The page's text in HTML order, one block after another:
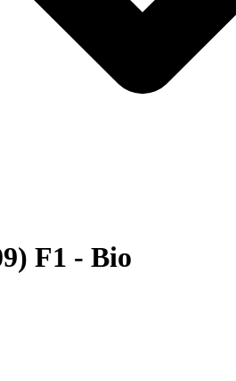
F1 - Bio